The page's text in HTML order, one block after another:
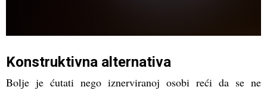
Konstruktivna alternativa
Bolje je ćutati nego iznerviranoj osobi reći da se ne